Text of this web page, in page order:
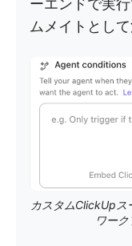
ーエンドで実
ムメイトとし
カスタムClickUpス
ワー